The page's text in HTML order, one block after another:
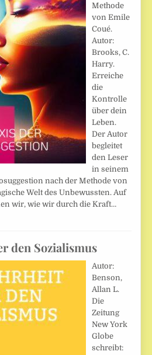
Methode
von Emile
Coué.
Autor:
Brooks, C.
Harry.
Erreiche
die
Kontrolle
über dein
Leben.
Der Autor
begleitet
den Leser
in seinem
nach der Methode von
Welt des Unbewussten. Auf
wir, wie wir durch die Kraft…
den Sozialismus
Autor:
Benson,
Allan L.
Die
Zeitung
New York
Globe
schreibt: